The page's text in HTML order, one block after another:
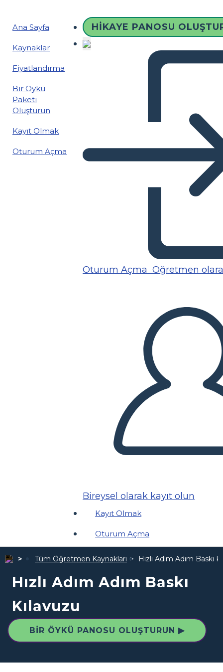
Ana Sayfa
Kaynaklar
Fiyatlandırma
Bir Öykü
Paketi
Oluşturun
Kayıt Olmak
Oturum Açma
HIKAYE PANOSU
Oturum Açma Öğretmen
Bireysel olarak kayıt olun
Kayıt Olmak
Oturum Açma
Tüm Öğretmen Kaynakları Hızlı Adım Adım Baskı
Hızlı Adım Adım Baskı
Kılavuzu
BIR ÖYKÜ PANOSU OLUŞTURUN ▶